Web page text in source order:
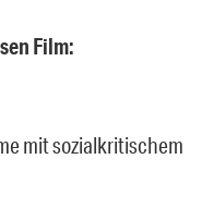
Film:
mit sozialkritischem